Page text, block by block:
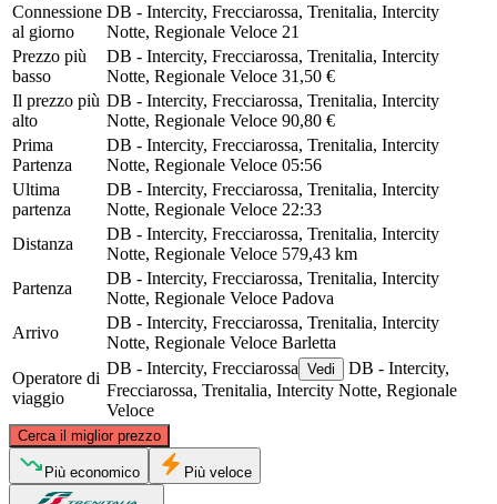
Connessione
al giorno
DB - Intercity, Frecciarossa, Trenitalia, Intercity
Notte, Regionale Veloce 21
Prezzo più
basso
DB - Intercity, Frecciarossa, Trenitalia, Intercity
Notte, Regionale Veloce 31,50 €
Il prezzo più
alto
DB - Intercity, Frecciarossa, Trenitalia, Intercity
Notte, Regionale Veloce 90,80 €
Prima
Partenza
DB - Intercity, Frecciarossa, Trenitalia, Intercity
Notte, Regionale Veloce 05:56
Ultima
partenza
DB - Intercity, Frecciarossa, Trenitalia, Intercity
Notte, Regionale Veloce 22:33
Distanza
DB - Intercity, Frecciarossa, Trenitalia, Intercity
Notte, Regionale Veloce 579,43 km
Partenza
DB - Intercity, Frecciarossa, Trenitalia, Intercity
Notte, Regionale Veloce Padova
Arrivo
DB - Intercity, Frecciarossa, Trenitalia, Intercity
Notte, Regionale Veloce Barletta
Operatore di
viaggio
DB - Intercity, Frecciarossa Vedi
DB - Intercity,
Frecciarossa, Trenitalia, Intercity Notte, Regionale
Veloce
Cerca il miglior prezzo
Padua
Più economico Più veloce